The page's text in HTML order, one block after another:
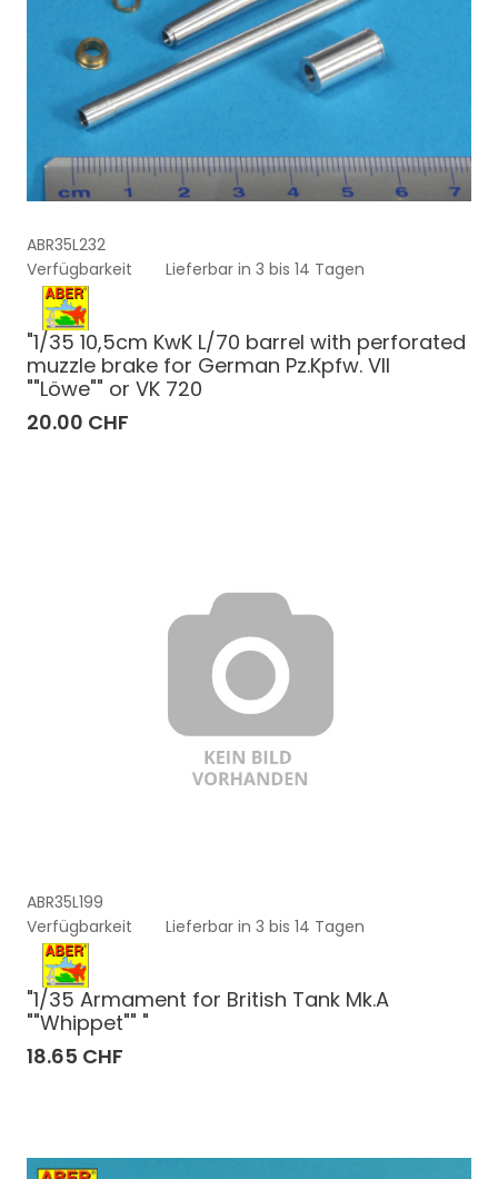
ABR35L232
Verfügbarkeit
Lieferbar in 3 bis 14 Tagen
"1/35 10,5cm KwK L/70 barrel with perforated
muzzle brake for German Pz.Kpfw. VII
""Löwe"" or VK 720
20.00 CHF
ABR35L199
Verfügbarkeit
Lieferbar in 3 bis 14 Tagen
"1/35 Armament for British Tank Mk.A
""Whippet"" "
18.65 CHF